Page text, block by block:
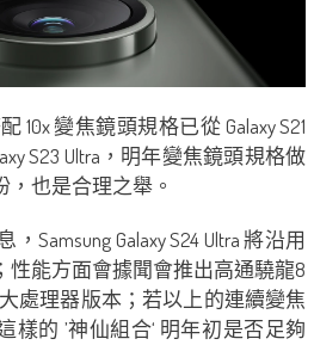
10x 變焦鏡頭規格已從 Galaxy S21
S23 Ultra，明年變焦鏡頭規格做
也是合理之舉。
Samsung Galaxy S24 Ultra 將沿用
性能方面會據聞會推出高通驍龍8
大處理器版本；若以上的連續變焦
的 ’神仙組合‘ 明年初是否足夠